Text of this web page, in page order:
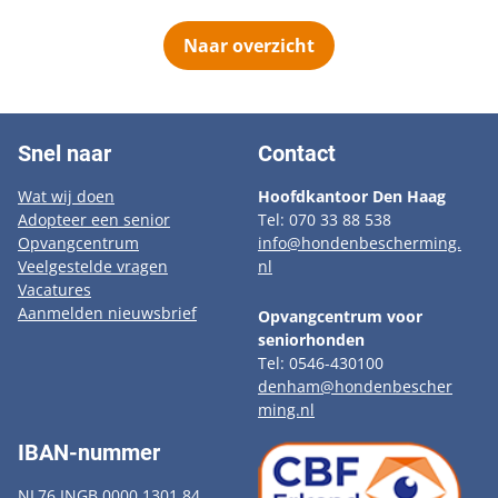
Naar overzicht
Snel naar
Wat wij doen
Adopteer een senior
Opvangcentrum
Veelgestelde vragen
Vacatures
Aanmelden nieuwsbrief
Contact
Hoofdkantoor Den Haag
Tel: 070 33 88 538
info@hondenbescherming.
nl
Opvangcentrum voor
seniorhonden
Tel: 0546-430100
denham@hondenbescher
ming.nl
IBAN-nummer